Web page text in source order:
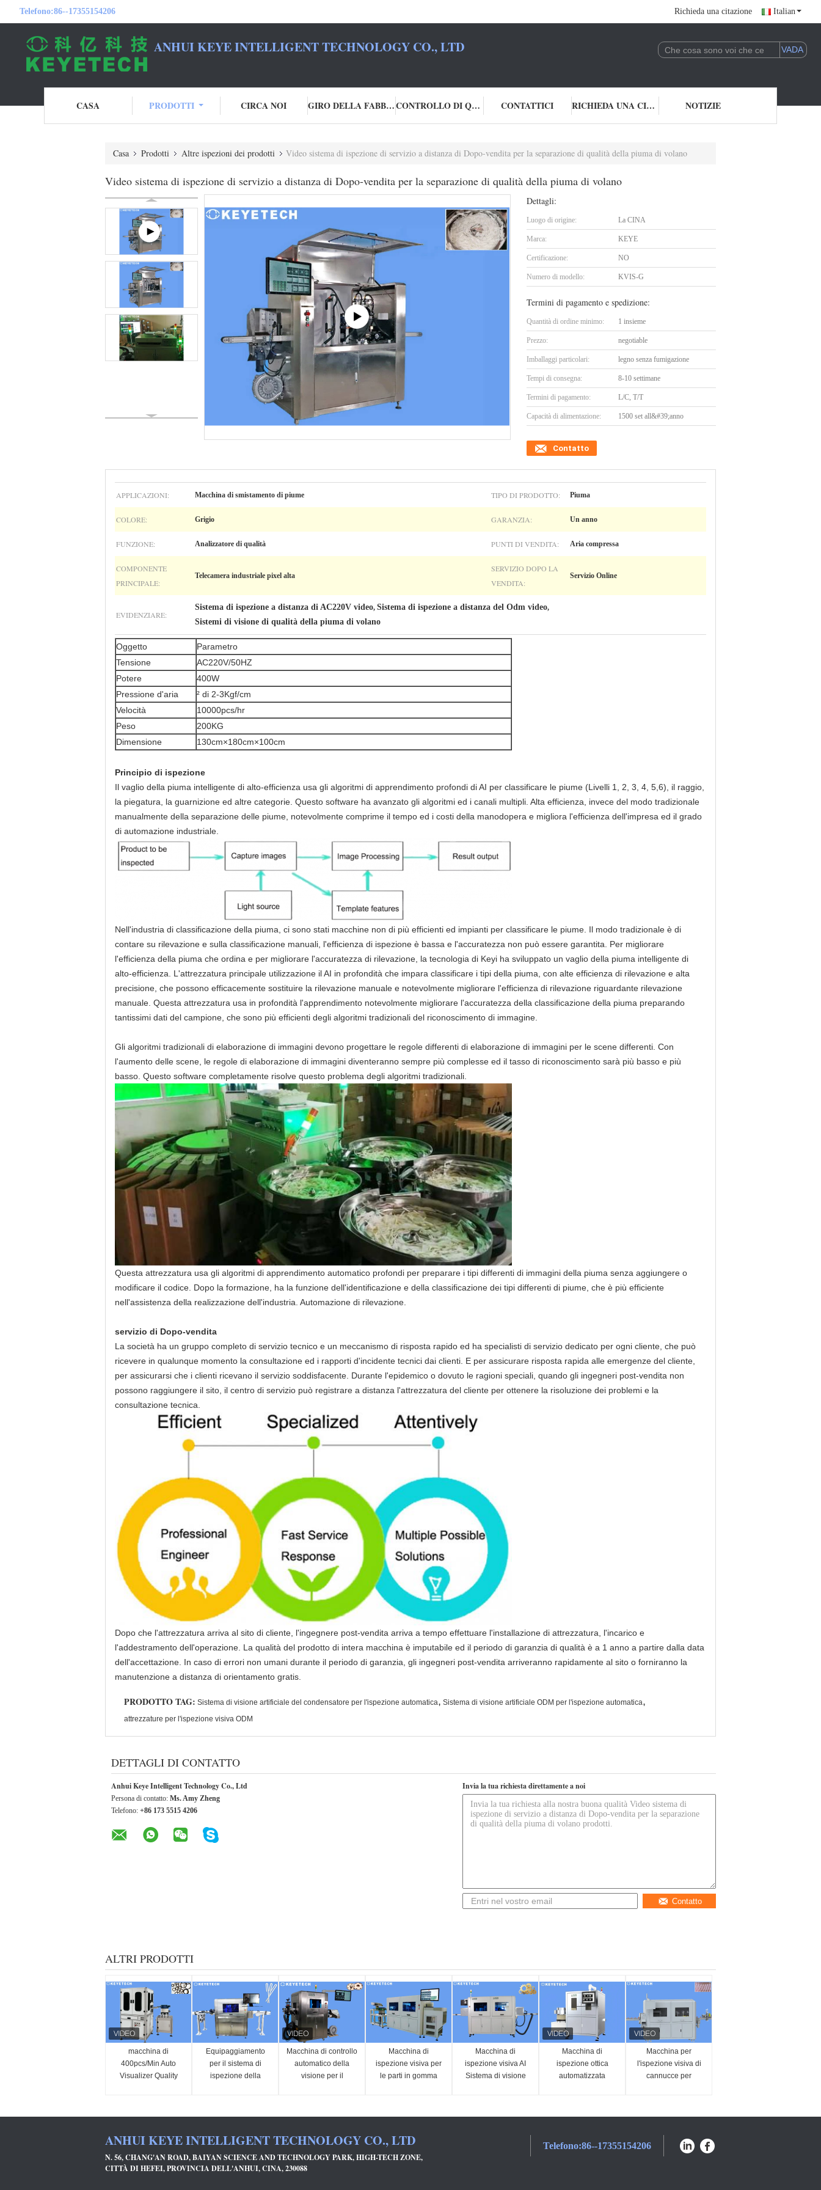
Telefono:86--17355154206 Richieda una citazione Italian
ANHUI KEYE INTELLIGENT TECHNOLOGY CO., LTD
CASA PRODOTTI CIRCA NOI GIRO DELLA FABBRICA CONTROLLO DI QUALITÀ CONTATTICI RICHIEDA UNA CITAZIONE NOTIZIE
Casa Prodotti Altre ispezioni dei prodotti Video sistema di ispezione di servizio a distanza di Dopo-vendita per la separazione di qualità della piuma di volano
Video sistema di ispezione di servizio a distanza di Dopo-vendita per la separazione di qualità della piuma di volano
Dettagli:
Luogo di origine: La CINA
Marca: KEYE
Certificazione: NO
Numero di modello: KVIS-G
Termini di pagamento e spedizione:
Quantità di ordine minimo: 1 insieme
Prezzo: negotiable
Imballaggi particolari: legno senza fumigazione
Tempi di consegna: 8-10 settimane
Termini di pagamento: L/C, T/T
Capacità di alimentazione: 1500 set all&#39;anno
Contatto
APPLICAZIONI: Macchina di smistamento di piume TIPO DI PRODOTTO: Piuma
COLORE: Grigio GARANZIA: Un anno
FUNZIONE: Analizzatore di qualità PUNTI DI VENDITA: Aria compressa
COMPONENTE
PRINCIPALE:
Telecamera industriale pixel alta
SERVIZIO DOPO LA
VENDITA:
Servizio Online
EVIDENZIARE:
Sistema di ispezione a distanza di AC220V video, Sistema di ispezione a distanza del Odm video,
Sistemi di visione di qualità della piuma di volano
Oggetto
Parametro
Tensione
AC220V/50HZ
Potere
400W
Pressione d'aria
² di 2-3Kgf/cm
Velocità
10000pcs/hr
Peso
200KG
Dimensione
130cm×180cm×100cm
Principio di ispezione
Il vaglio della piuma intelligente di alto-efficienza usa gli algoritmi di apprendimento profondi di AI per classificare le piume (Livelli 1, 2, 3, 4, 5,6), il raggio,
la piegatura, la guarnizione ed altre categorie. Questo software ha avanzato gli algoritmi ed i canali multipli. Alta efficienza, invece del modo tradizionale
manualmente della separazione delle piume, notevolmente comprime il tempo ed i costi della manodopera e migliora l'efficienza dell'impresa ed il grado
di automazione industriale.
Nell'industria di classificazione della piuma, ci sono stati macchine non di più efficienti ed impianti per classificare le piume. Il modo tradizionale è di
contare su rilevazione e sulla classificazione manuali, l'efficienza di ispezione è bassa e l'accuratezza non può essere garantita. Per migliorare
l'efficienza della piuma che ordina e per migliorare l'accuratezza di rilevazione, la tecnologia di Keyi ha sviluppato un vaglio della piuma intelligente di
alto-efficienza. L'attrezzatura principale utilizzazione il AI in profondità che impara classificare i tipi della piuma, con alte efficienza di rilevazione e alta
precisione, che possono efficacemente sostituire la rilevazione manuale e notevolmente migliorare l'efficienza di rilevazione riguardante rilevazione
manuale. Questa attrezzatura usa in profondità l'apprendimento notevolmente migliorare l'accuratezza della classificazione della piuma preparando
tantissimi dati del campione, che sono più efficienti degli algoritmi tradizionali del riconoscimento di immagine.
Gli algoritmi tradizionali di elaborazione di immagini devono progettare le regole differenti di elaborazione di immagini per le scene differenti. Con
l'aumento delle scene, le regole di elaborazione di immagini diventeranno sempre più complesse ed il tasso di riconoscimento sarà più basso e più
basso. Questo software completamente risolve questo problema degli algoritmi tradizionali.
Questa attrezzatura usa gli algoritmi di apprendimento automatico profondi per preparare i tipi differenti di immagini della piuma senza aggiungere o
modificare il codice. Dopo la formazione, ha la funzione dell'identificazione e della classificazione dei tipi differenti di piume, che è più efficiente
nell'assistenza della realizzazione dell'industria. Automazione di rilevazione.
servizio di Dopo-vendita
La società ha un gruppo completo di servizio tecnico e un meccanismo di risposta rapido ed ha specialisti di servizio dedicato per ogni cliente, che può
ricevere in qualunque momento la consultazione ed i rapporti d'incidente tecnici dai clienti. E per assicurare risposta rapida alle emergenze del cliente,
per assicurarsi che i clienti ricevano il servizio soddisfacente. Durante l'epidemico o dovuto le ragioni speciali, quando gli ingegneri post-vendita non
possono raggiungere il sito, il centro di servizio può registrare a distanza l'attrezzatura del cliente per ottenere la risoluzione dei problemi e la
consultazione tecnica.
Dopo che l'attrezzatura arriva al sito di cliente, l'ingegnere post-vendita arriva a tempo effettuare l'installazione di attrezzatura, l'incarico e
l'addestramento dell'operazione. La qualità del prodotto di intera macchina è imputabile ed il periodo di garanzia di qualità è a 1 anno a partire dalla data
dell'accettazione. In caso di errori non umani durante il periodo di garanzia, gli ingegneri post-vendita arriveranno rapidamente al sito o forniranno la
manutenzione a distanza di orientamento gratis.
PRODOTTO TAG: Sistema di visione artificiale del condensatore per l'ispezione automatica, Sistema di visione artificiale ODM per l'ispezione automatica,
attrezzature per l'ispezione visiva ODM
DETTAGLI DI CONTATTO
Anhui Keye Intelligent Technology Co., Ltd
Persona di contatto: Ms. Amy Zheng
Telefono: +86 173 5515 4206
Invia la tua richiesta direttamente a noi
Contatto
ALTRI PRODOTTI
macchina di
400pcs/Min Auto
Visualizer Quality
Equipaggiamento
per il sistema di
ispezione della
Macchina di controllo
automatico della
visione per il
Macchina di
ispezione visiva per
le parti in gomma
Macchina di
ispezione visiva AI
Sistema di visione
Macchina di
ispezione ottica
automatizzata
Macchina per
l'ispezione visiva di
cannucce per
ANHUI KEYE INTELLIGENT TECHNOLOGY CO., LTD
N. 56, CHANG'AN ROAD, BAIYAN SCIENCE AND TECHNOLOGY PARK, HIGH-TECH ZONE,
CITTÀ DI HEFEI, PROVINCIA DELL'ANHUI, CINA, 230088
Telefono:86--17355154206